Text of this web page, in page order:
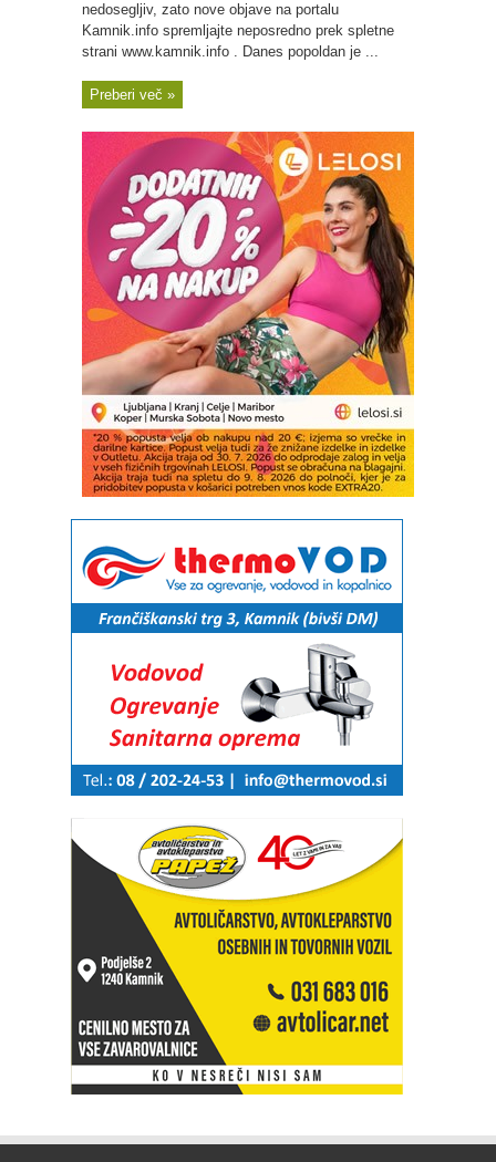
nedosegljiv, zato nove objave na portalu
Kamnik.info spremljajte neposredno prek spletne
strani www.kamnik.info . Danes popoldan je ...
Preberi več »